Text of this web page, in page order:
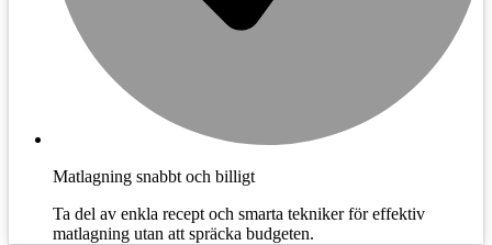
Matlagning snabbt och billigt
Ta del av enkla recept och smarta tekniker för effektiv
matlagning utan att spräcka budgeten.